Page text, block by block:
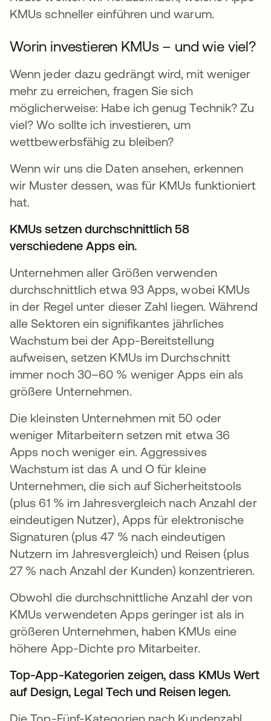
KMUs schneller einführen und warum.
Worin investieren KMUs – und wie viel?
Wenn jeder dazu gedrängt wird, mit weniger
mehr zu erreichen, fragen Sie sich
möglicherweise: Habe ich genug Technik? Zu
viel? Wo sollte ich investieren, um
wettbewerbsfähig zu bleiben?
Wenn wir uns die Daten ansehen, erkennen
wir Muster dessen, was für KMUs funktioniert
hat.
KMUs setzen durchschnittlich 58
verschiedene Apps ein.
Unternehmen aller Größen verwenden
durchschnittlich etwa 93 Apps, wobei KMUs
in der Regel unter dieser Zahl liegen. Während
alle Sektoren ein signifikantes jährliches
Wachstum bei der App-Bereitstellung
aufweisen, setzen KMUs im Durchschnitt
immer noch 30–60 % weniger Apps ein als
größere Unternehmen.
Die kleinsten Unternehmen mit 50 oder
weniger Mitarbeitern setzen mit etwa 36
Apps noch weniger ein. Aggressives
Wachstum ist das A und O für kleine
Unternehmen, die sich auf Sicherheitstools
(plus 61 % im Jahresvergleich nach Anzahl der
eindeutigen Nutzer), Apps für elektronische
Signaturen (plus 47 % nach eindeutigen
Nutzern im Jahresvergleich) und Reisen (plus
27 % nach Anzahl der Kunden) konzentrieren.
Obwohl die durchschnittliche Anzahl der von
KMUs verwendeten Apps geringer ist als in
größeren Unternehmen, haben KMUs eine
höhere App-Dichte pro Mitarbeiter.
Top-App-Kategorien zeigen, dass KMUs Wert
auf Design, Legal Tech und Reisen legen.